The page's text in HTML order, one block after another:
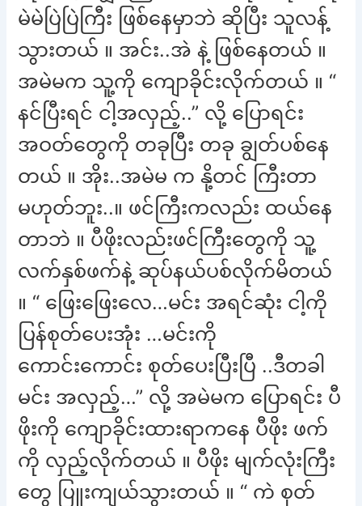
မဲမဲပြဲပြဲကြီး ဖြစ်နေမှာဘဲ ဆိုပြီး သူလန့်
သွားတယ် ။ အင်း..အဲ နဲ့ ဖြစ်နေတယ် ။
အမဲမက သူ့ကို ကျောခိုင်းလိုက်တယ် ။ “
နင်ပြီးရင် ငါ့အလှည့်..” လို့ ပြောရင်း
အဝတ်တွေကို တခုပြီး တခု ချွတ်ပစ်နေ
တယ် ။ အိုး..အမဲမ က နို့တင် ကြီးတာ
မဟုတ်ဘူး..။ ဖင်ကြီးကလည်း ထယ်နေ
တာဘဲ ။ ပီဖိုးလည်းဖင်ကြီးတွေကို သူ့
လက်နှစ်ဖက်နဲ့ ဆုပ်နယ်ပစ်လိုက်မိတယ်
။ “ ဖြေးဖြေးလေ…မင်း အရင်ဆုံး ငါ့ကို
ပြန်စုတ်ပေးအုံး …မင်းကို
ကောင်းကောင်း စုတ်ပေးပြီးပြီ ..ဒီတခါ
မင်း အလှည့်…” လို့ အမဲမက ပြောရင်း ပီ
ဖိုးကို ကျောခိုင်းထားရာကနေ ပီဖိုး ဖက်
ကို လှည့်လိုက်တယ် ။ ပီဖိုး မျက်လုံးကြီး
တွေ ပြူးကျယ်သွားတယ် ။ “ ကဲ စုတ်